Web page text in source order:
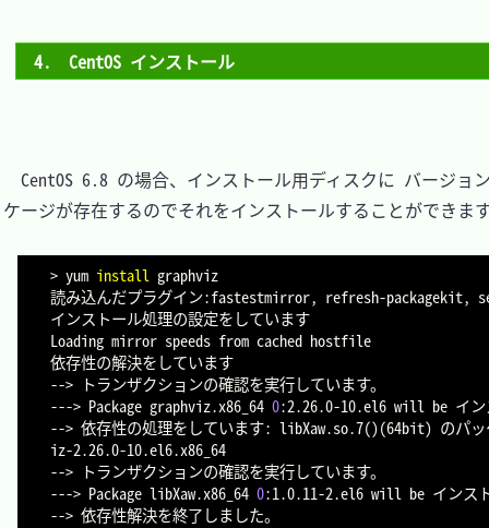
4.　CentOS インストール
CentOS 6.8 の場合、インストール用ディスクに バージョ
ケージが存在するのでそれをインストールすることができま
> yum install graphviz
読み込んだプラグイン:fastestmirror, refresh-packagekit,
インストール処理の設定をしています
Loading mirror speeds from cached hostfile
依存性の解決をしています
--> トランザクションの確認を実行しています。
---> Package graphviz.x86_64 0:2.26.0-10.el6 will be イン
--> 依存性の処理をしています: libXaw.so.7()(64bit) のパ
iz-2.26.0-10.el6.x86_64
--> トランザクションの確認を実行しています。
---> Package libXaw.x86_64 0:1.0.11-2.el6 will be インス
--> 依存性解決を終了しました。